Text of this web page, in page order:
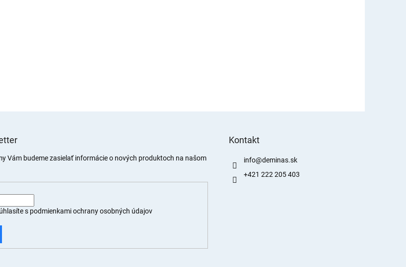
Vám budeme zasielať informácie o nových produktoch na našom
s podmienkami ochrany osobných údajov
Kontakt
info@deminas.sk
+421 222 205 403